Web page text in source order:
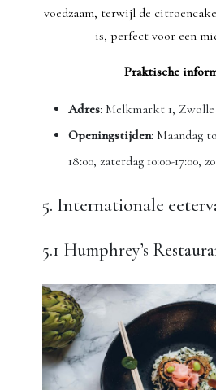
voedzaam, terwijl de
is, perfect voor een
Praktische
Adres: Melkmarkt 1, Zwolle
Openingstijden: Maandag
18:00, zaterdag 10:00-17:00,
5. Internationale
5.1 Humphrey’s